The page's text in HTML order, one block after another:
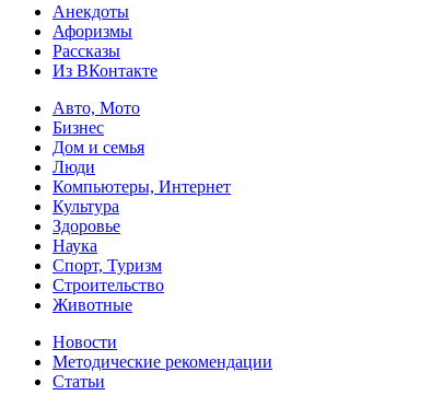
Анекдоты
Афоризмы
Рассказы
Из ВКонтакте
Авто, Мото
Бизнес
Дом и семья
Люди
Компьютеры, Интернет
Культура
Здоровье
Наука
Спорт, Туризм
Строительство
Животные
Новости
Методические рекомендации
Статьи